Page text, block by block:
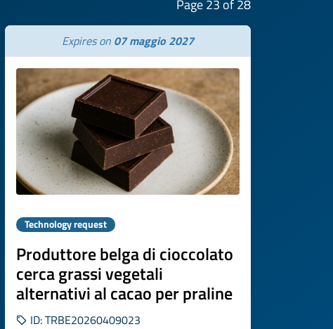
Page 23 of 28
Expires on 07 maggio 2027
Technology request
Produttore belga di cioccolato
cerca grassi vegetali
alternativi al cacao per praline
ID: TRBE20260409023